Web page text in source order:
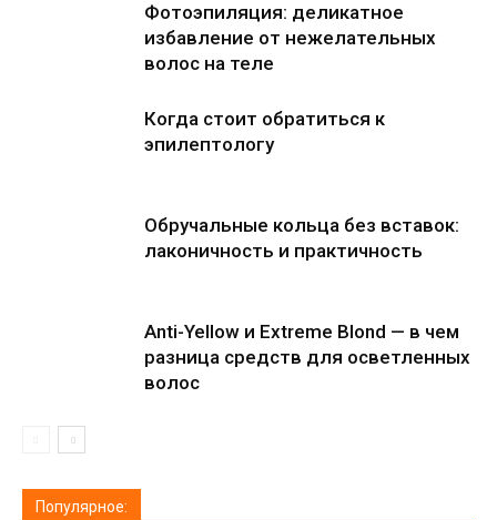
Фотоэпиляция: деликатное
избавление от нежелательных
волос на теле
Когда стоит обратиться к
эпилептологу
Обручальные кольца без вставок:
лаконичность и практичность
Anti-Yellow и Extreme Blond — в чем
разница средств для осветленных
волос
Популярное: